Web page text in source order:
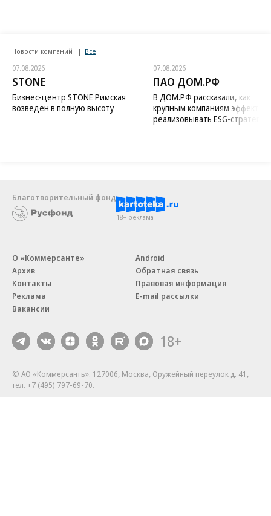
Новости компаний Все
07.08.2026
STONE
Бизнес-центр STONE Римская
возведен в полную высоту
07.08.2026
ПАО ДОМ.РФ
В ДОМ.РФ рассказали, как
крупным компаниям
реализовывать ESG-стратегию
Благотворительный фонд
18+ реклама
О «Коммерсанте»
Архив
Контакты
Реклама
Вакансии
Android
Обратная связь
Правовая информация
E-mail рассылки
18+
© АО «Коммерсантъ». 127006, Москва, Оружейный переулок д. 41,
тел. +7 (495) 797-69-70.